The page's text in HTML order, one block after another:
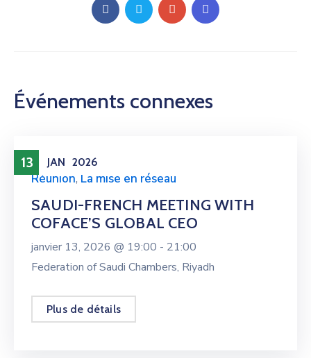
Événements connexes
13 JAN 2026
Réunion, La mise en réseau
SAUDI-FRENCH MEETING WITH
COFACE’S GLOBAL CEO
janvier 13, 2026 @ 19:00 - 21:00
Federation of Saudi Chambers, Riyadh
Plus de détails